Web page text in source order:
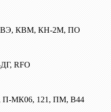
КВМ, КН-2М, ПО
RFO
МК06, 121, ПМ, В44